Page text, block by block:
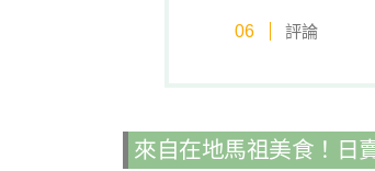
評論
來自在地馬祖美食！日